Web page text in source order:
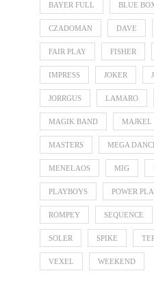
BAYER FULL BLUE
CZADOMAN DAVE
FAIR PLAY FISHER
IMPRESS JOKER
JORRGUS LAMARO
MAGIK BAND MAJKEL
MASTERS MEGA
MENELAOS MIG
PLAYBOYS POWER
ROMPEY SEQUENCE
SOLER SPIKE
VEXEL WEEKEND